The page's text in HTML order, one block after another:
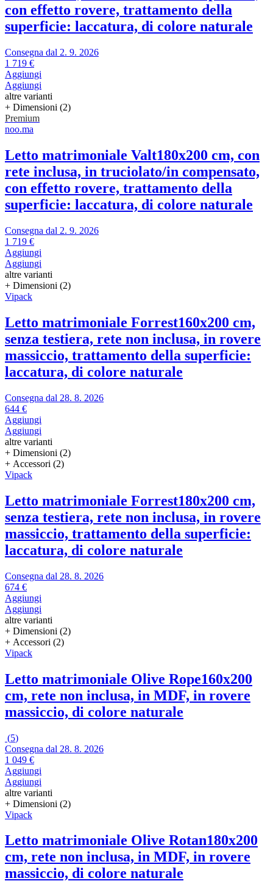
con effetto rovere, trattamento della
superficie: laccatura, di colore naturale
Consegna dal 2. 9. 2026
1 719 €
Aggiungi
Aggiungi
altre varianti
+ Dimensioni (2)
Premium
noo.ma
Letto matrimoniale Valt180x200 cm, con
rete inclusa, in truciolato/in compensato,
con effetto rovere, trattamento della
superficie: laccatura, di colore naturale
Consegna dal 2. 9. 2026
1 719 €
Aggiungi
Aggiungi
altre varianti
+ Dimensioni (2)
Vipack
Letto matrimoniale Forrest160x200 cm,
senza testiera, rete non inclusa, in rovere
massiccio, trattamento della superficie:
laccatura, di colore naturale
Consegna dal 28. 8. 2026
644 €
Aggiungi
Aggiungi
altre varianti
+ Dimensioni (2)
+ Accessori (2)
Vipack
Letto matrimoniale Forrest180x200 cm,
senza testiera, rete non inclusa, in rovere
massiccio, trattamento della superficie:
laccatura, di colore naturale
Consegna dal 28. 8. 2026
674 €
Aggiungi
Aggiungi
altre varianti
+ Dimensioni (2)
+ Accessori (2)
Vipack
Letto matrimoniale Olive Rope160x200
cm, rete non inclusa, in MDF, in rovere
massiccio, di colore naturale
(5)
Consegna dal 28. 8. 2026
1 049 €
Aggiungi
Aggiungi
altre varianti
+ Dimensioni (2)
Vipack
Letto matrimoniale Olive Rotan180x200
cm, rete non inclusa, in MDF, in rovere
massiccio, di colore naturale